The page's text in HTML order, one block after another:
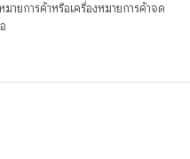
ายการค้าหรือเครื่องหมายการค้าจด